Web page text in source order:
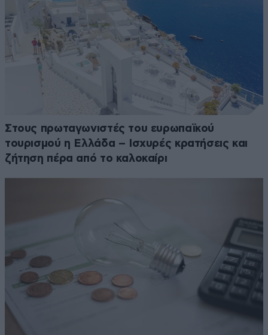
Στους πρωταγωνιστές του ευρωπαϊκού
τουρισμού η Ελλάδα – Ισχυρές κρατήσεις και
ζήτηση πέρα από το καλοκαίρι